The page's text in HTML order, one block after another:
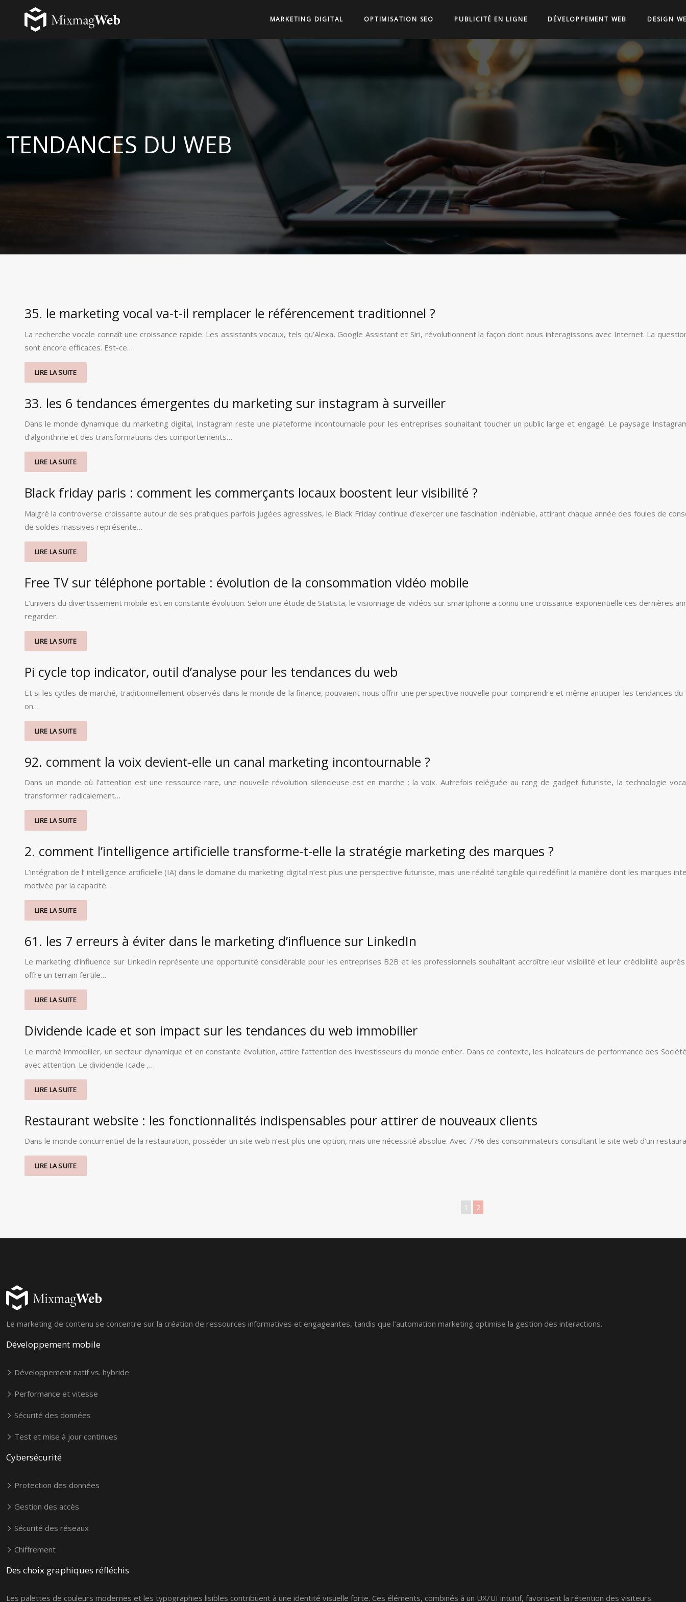
MARKETING DIGITAL OPTIMISATION SEO PUBLICITÉ EN LIGNE DÉVELOPPEMENT WEB DESIGN
TENDANCES DU WEB
35. le marketing vocal va-t-il remplacer le référencement traditionnel ?
La recherche vocale connaît une croissance rapide. Les assistants vocaux, tels qu’Alexa, Google Assistant et Siri, révolutionnent la façon dont nous interagissons avec Internet. La
sont encore efficaces. Est-ce…
LIRE LA SUITE
33. les 6 tendances émergentes du marketing sur instagram à surveiller
Dans le monde dynamique du marketing digital, Instagram reste une plateforme incontournable pour les entreprises souhaitant toucher un public large et engagé. Le paysage
d’algorithme et des transformations des comportements…
LIRE LA SUITE
Black friday paris : comment les commerçants locaux boostent leur visibilité ?
Malgré la controverse croissante autour de ses pratiques parfois jugées agressives, le Black Friday continue d’exercer une fascination indéniable, attirant chaque année des foules de
de soldes massives représente…
LIRE LA SUITE
Free TV sur téléphone portable : évolution de la consommation vidéo mobile
L’univers du divertissement mobile est en constante évolution. Selon une étude de Statista, le visionnage de vidéos sur smartphone a connu une croissance exponentielle ces dernières
regarder…
LIRE LA SUITE
Pi cycle top indicator, outil d’analyse pour les tendances du web
Et si les cycles de marché, traditionnellement observés dans le monde de la finance, pouvaient nous offrir une perspective nouvelle pour comprendre et même anticiper les tendances
on…
LIRE LA SUITE
92. comment la voix devient-elle un canal marketing incontournable ?
Dans un monde où l’attention est une ressource rare, une nouvelle révolution silencieuse est en marche : la voix. Autrefois reléguée au rang de gadget futuriste, la technologie
transformer radicalement…
LIRE LA SUITE
2. comment l’intelligence artificielle transforme-t-elle la stratégie marketing des marques ?
L’intégration de l’ intelligence artificielle (IA) dans le domaine du marketing digital n’est plus une perspective futuriste, mais une réalité tangible qui redéfinit la manière dont les marques
motivée par la capacité…
LIRE LA SUITE
61. les 7 erreurs à éviter dans le marketing d’influence sur LinkedIn
Le marketing d’influence sur LinkedIn représente une opportunité considérable pour les entreprises B2B et les professionnels souhaitant accroître leur visibilité et leur crédibilité
offre un terrain fertile…
LIRE LA SUITE
Dividende icade et son impact sur les tendances du web immobilier
Le marché immobilier, un secteur dynamique et en constante évolution, attire l’attention des investisseurs du monde entier. Dans ce contexte, les indicateurs de performance des
avec attention. Le dividende Icade ,…
LIRE LA SUITE
Restaurant website : les fonctionnalités indispensables pour attirer de nouveaux clients
Dans le monde concurrentiel de la restauration, posséder un site web n’est plus une option, mais une nécessité absolue. Avec 77% des consommateurs consultant le site web d’un
LIRE LA SUITE
1 2
Le marketing de contenu se concentre sur la création de ressources informatives et engageantes, tandis que l’automation marketing optimise la gestion des interactions.
Développement mobile
Développement natif vs. hybride
Performance et vitesse
Sécurité des données
Test et mise à jour continues
Cybersécurité
Protection des données
Gestion des accès
Sécurité des réseaux
Chiffrement
Des choix graphiques réfléchis
Les palettes de couleurs modernes et les typographies lisibles contribuent à une identité visuelle forte. Ces éléments, combinés à un UX/UI intuitif, favorisent la rétention des visiteurs.